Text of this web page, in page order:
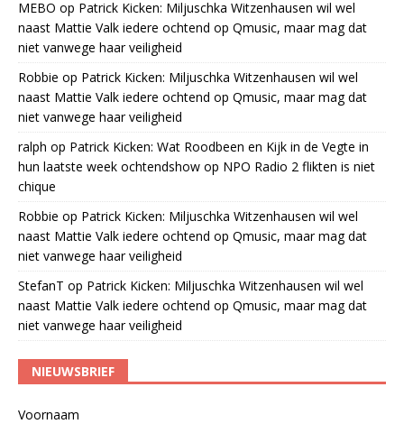
MEBO op Patrick Kicken: Miljuschka Witzenhausen wil wel
naast Mattie Valk iedere ochtend op Qmusic, maar mag dat
niet vanwege haar veiligheid
Robbie op Patrick Kicken: Miljuschka Witzenhausen wil wel
naast Mattie Valk iedere ochtend op Qmusic, maar mag dat
niet vanwege haar veiligheid
ralph op Patrick Kicken: Wat Roodbeen en Kijk in de Vegte in
hun laatste week ochtendshow op NPO Radio 2 flikten is niet
chique
Robbie op Patrick Kicken: Miljuschka Witzenhausen wil wel
naast Mattie Valk iedere ochtend op Qmusic, maar mag dat
niet vanwege haar veiligheid
StefanT op Patrick Kicken: Miljuschka Witzenhausen wil wel
naast Mattie Valk iedere ochtend op Qmusic, maar mag dat
niet vanwege haar veiligheid
NIEUWSBRIEF
Voornaam